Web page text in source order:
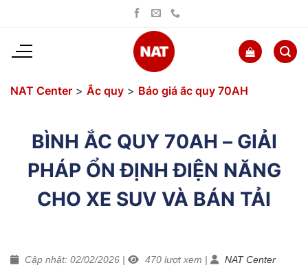
dung
NAT Center > Ắc quy > Báo giá ắc quy 70AH
BÌNH ẮC QUY 70AH – GIẢI
PHÁP ỔN ĐỊNH ĐIỆN NĂNG
CHO XE SUV VÀ BÁN TẢI
Cập nhật: 02/02/2026 | 470 lượt xem | NAT Center